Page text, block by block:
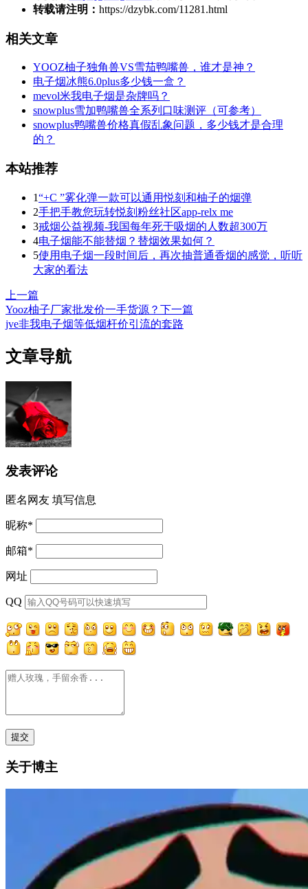
转载请注明： https://dzybk.com/11281.html
相关文章
YOOZ柚子独角兽VS雪茄鸭嘴兽，谁才是神？
电子烟冰熊6.0plus多少钱一盒？
mevol米我电子烟是杂牌吗？
snowplus雪加鸭嘴兽全系列口味测评（可参考）
snowplus鸭嘴兽价格真假乱象问题，多少钱才是合理
的？
本站推荐
1“+C ”雾化弹一款可以通用悦刻和柚子的烟弹
2手把手教您玩转悦刻粉丝社区app-relx me
3戒烟公益视频-我国每年死于吸烟的人数超300万
4电子烟能不能替烟？替烟效果如何？
5使用电子烟一段时间后，再次抽普通香烟的感觉，听听
大家的看法
上一篇
Yooz柚子厂家批发价一手货源？ 下一篇
jve非我电子烟等低烟杆价引流的套路
文章导航
发表评论
匿名网友 填写信息
昵称*
邮箱*
网址
QQ
关于博主